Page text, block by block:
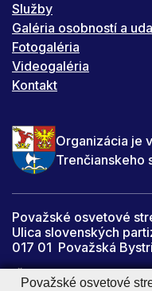
Služby
Galéria osobností a
Fotogaléria
Videogaléria
Kontakt
Organizácia je
Trenčianskeho
Považské osvetové
Ulica slovenských
017 01 Považská
IČO: 34059067
Považské osvetové